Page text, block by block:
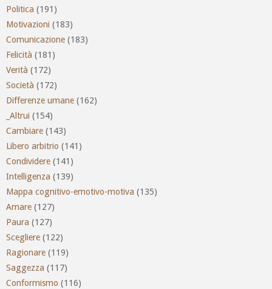
Politica (191)
Motivazioni (183)
Comunicazione (183)
Felicità (181)
Verità (172)
Società (172)
Differenze umane (162)
_Altrui (154)
Cambiare (143)
Libero arbitrio (141)
Condividere (141)
Intelligenza (139)
Mappa cognitivo-emotivo-motiva (135)
Amare (127)
Paura (127)
Scegliere (122)
Ragionare (119)
Saggezza (117)
Conformismo (116)